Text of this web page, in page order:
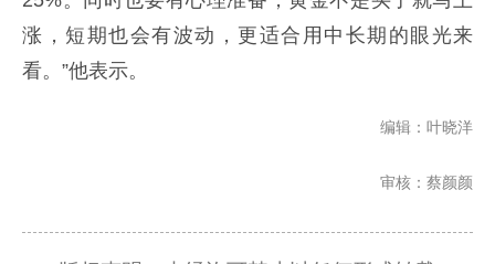
涨，短期也会有波动，更适合用中长期的眼光来
看。”他表示。
编辑：叶晓洋
审核：蔡颜颜